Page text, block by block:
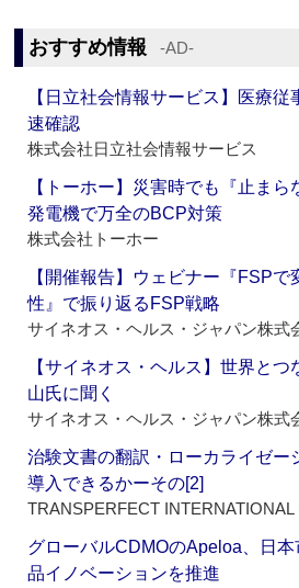
おすすめ情報 ‐AD‐
【日立社会情報サービス】医療
速確認
株式会社日立社会情報サービス
【トーホー】災害時でも『止ま
発電機で万全のBCP対策
株式会社トーホー
【開催報告】ウェビナー『FSP
性』で振り返るFSP戦略
サイネオス・ヘルス・ジャパン株式
【サイネオス・ヘルス】世界と
山氏に聞く
サイネオス・ヘルス・ジャパン株式
治験文書の翻訳・ローカライゼー
導入できるかーその[2]
TRANSPERFECT INTERNATIONAL
グローバルCDMOのApeloa、日
品イノベーションを推進